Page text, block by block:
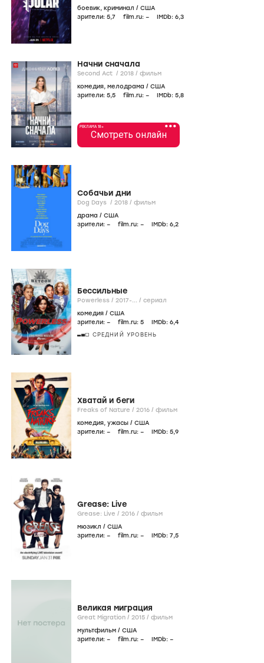
боевик, криминал / США
зрители: 5,7 film.ru: – IMDb: 6,3
Начни сначала
Second Act / 2018 / фильм
комедия, мелодрама / США
зрители: 5,5 film.ru: – IMDb: 5,8
•••
РЕКЛАМА 18+
Смотреть онлайн
Собачьи дни
Dog Days / 2018 / фильм
драма / США
зрители: – film.ru: – IMDb: 6,2
Бессильные
Powerless / 2017-... / сериал
комедия / США
зрители: – film.ru: 5 IMDb: 6,4
СРЕДНИЙ УРОВЕНЬ
Хватай и беги
Freaks of Nature / 2016 / фильм
комедия, ужасы / США
зрители: – film.ru: – IMDb: 5,9
Grease: Live
Grease: Live / 2016 / фильм
мюзикл / США
зрители: – film.ru: – IMDb: 7,5
Великая миграция
Great Migration / 2015 / фильм
мультфильм / США
зрители: – film.ru: – IMDb: –